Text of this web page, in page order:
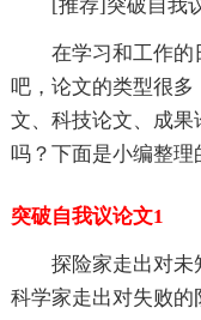
[推荐]突破自我
在学习和工作的
吧，论文的类型很
文、科技论文、成
吗？下面是小编整理
突破自我议论文1
探险家走出对未
科学家走出对失败的